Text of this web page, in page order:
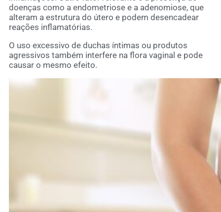
doenças como a endometriose e a adenomiose, que
alteram a estrutura do útero e podem desencadear
reações inflamatórias.
O uso excessivo de duchas íntimas ou produtos
agressivos também interfere na flora vaginal e pode
causar o mesmo efeito.